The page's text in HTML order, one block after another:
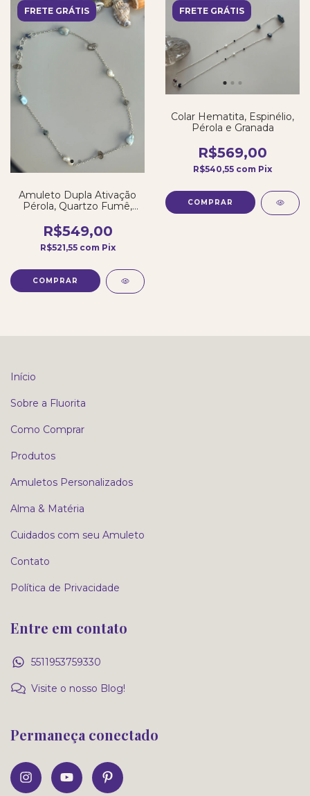
FRETE GRÁTIS
Amuleto Dupla Ativação
Pérola, Quartzo Fumê,
Cianita Azul
R$549,00
R$521,55 com Pix
FRETE GRÁTIS
Colar Hematita, Espinélio,
Pérola e Granada
R$569,00
R$540,55 com Pix
Início
Sobre a Fluorita
Como Comprar
Produtos
Amuletos Personalizados
Alma & Matéria
Cuidados com seu Amuleto
Contato
Política de Privacidade
Entre em contato
5511953759330
Visite o nosso Blog!
Permaneça conectado